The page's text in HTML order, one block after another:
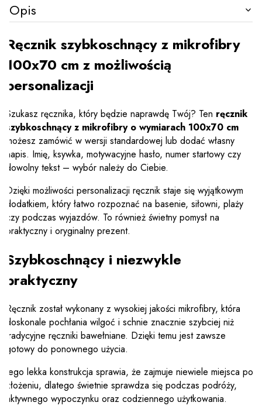
Opis
Ręcznik szybkoschnący z mikrofibry
100x70 cm z możliwością
personalizacji
Szukasz ręcznika, który będzie naprawdę Twój? Ten ręcznik
szybkoschnący z mikrofibry o wymiarach 100x70 cm
możesz zamówić w wersji standardowej lub dodać własny
napis. Imię, ksywka, motywacyjne hasło, numer startowy czy
dowolny tekst – wybór należy do Ciebie.
Dzięki możliwości personalizacji ręcznik staje się wyjątkowym
dodatkiem, który łatwo rozpoznać na basenie, siłowni, plaży
czy podczas wyjazdów. To również świetny pomysł na
praktyczny i oryginalny prezent.
Szybkoschnący i niezwykle
praktyczny
Ręcznik został wykonany z wysokiej jakości mikrofibry, która
doskonale pochłania wilgoć i schnie znacznie szybciej niż
tradycyjne ręczniki bawełniane. Dzięki temu jest zawsze
gotowy do ponownego użycia.
Jego lekka konstrukcja sprawia, że zajmuje niewiele miejsca po
złożeniu, dlatego świetnie sprawdza się podczas podróży,
aktywnego wypoczynku oraz codziennego użytkowania.